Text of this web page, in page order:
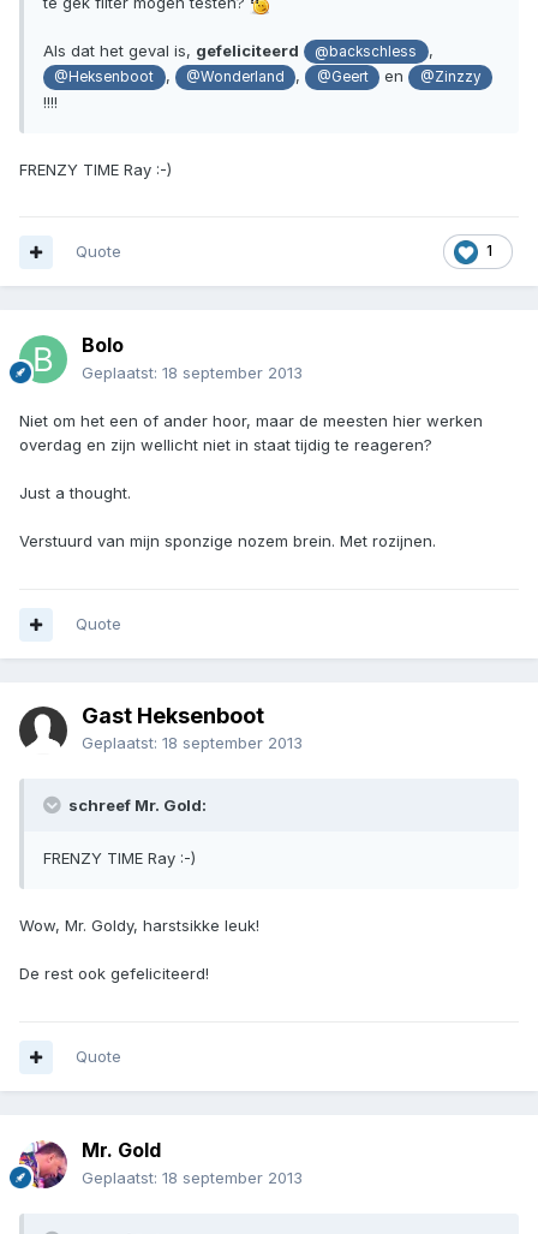
Als dat het geval is, gefeliciteerd @backschless ,
@Heksenboot , @Wonderland , @Geert en @Zinzzy
!!!!
FRENZY TIME Ray :-)
1
Quote
Bolo
Geplaatst: 18 september 2013
Niet om het een of ander hoor, maar de meesten hier werken
overdag en zijn wellicht niet in staat tijdig te reageren?
Just a thought.
Verstuurd van mijn sponzige nozem brein. Met rozijnen.
Quote
Gast Heksenboot
Geplaatst: 18 september 2013
schreef Mr. Gold:
FRENZY TIME Ray :-)
Wow, Mr. Goldy, harstsikke leuk!
De rest ook gefeliciteerd!
Quote
Mr. Gold
Geplaatst: 18 september 2013